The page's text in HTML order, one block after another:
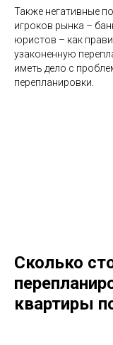
Также негативные
игроков рынка –
юристов – как
узаконенную
иметь дело с
перепланировки.
Сколько
квартиры